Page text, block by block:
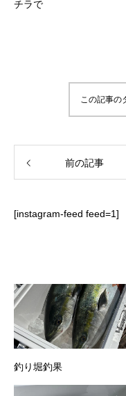
チラで
この記事の
前の記事
[instagram-feed feed=1]
釣り堀釣果